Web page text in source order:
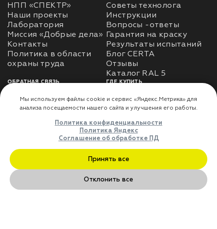
НПП «СПЕКТР»
Наши проекты
Лаборатория
Миссия «Добрые дела»
Контакты
Политика в области
Советы технолога
Инструкции
Вопросы -ответы
Гарантия на краску
Результаты испытаний
Блог CERTA
Отзывы
Каталог RAL 5
ОБРАТНАЯ СВЯЗЬ
Использование
использования личных
Оферта
ГДЕ КУПИТЬ
Доставка
Где купить
ДЛЯ ПАРТНЁРОВ
Преимущества